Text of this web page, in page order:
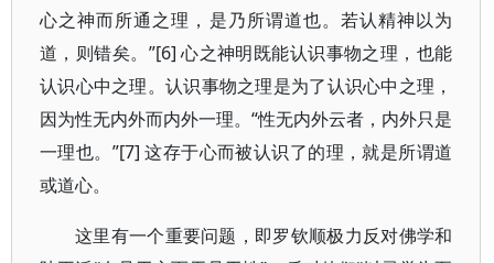
心之神而所通之理，是乃所谓道也。若认精神以为
道，则错矣。”[6] 心之神明既能认识事物之理，也能
认识心中之理。认识事物之理是为了认识心中之理，
因为性无内外而内外一理。“性无内外云者，内外只是
一理也。”[7] 这存于心而被认识了的理，就是所谓道
或道心。
这里有一个重要问题，即罗钦顺极力反对佛学和